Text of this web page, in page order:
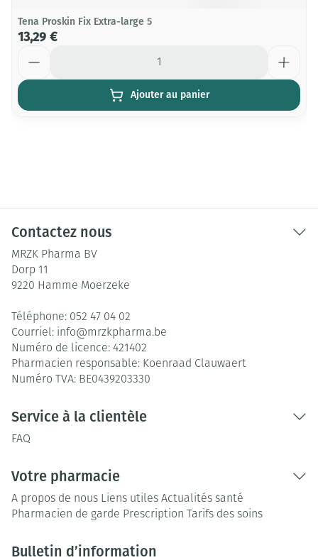
Tena Proskin Fix Extra-large 5
13,29 €
Ajouter au panier
Contactez nous
MRZK Pharma BV
Dorp 11
9220 Hamme Moerzeke
Téléphone: 052 47 04 02
Courriel: info@mrzkpharma.be
Numéro de licence: 421402
Pharmacien responsable: Koenraad Clauwaert
Numéro TVA: BE0439203330
Service à la clientèle
FAQ
Votre pharmacie
A propos de nous Liens utiles Actualités santé
Pharmacien de garde Prescription Tarifs des soins
Bulletin d’information